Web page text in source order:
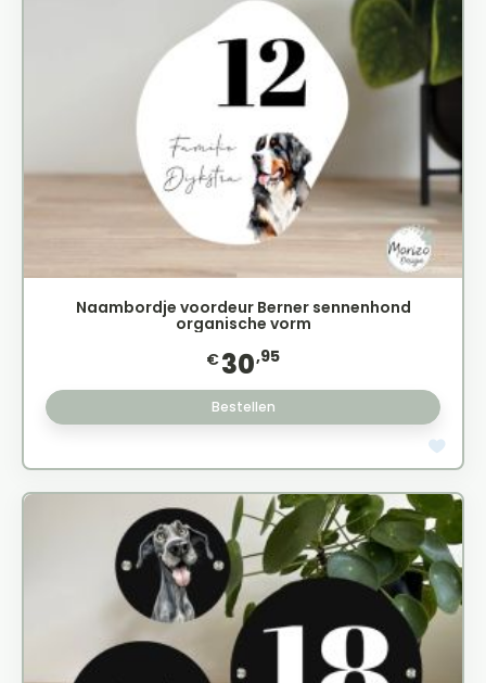
Naambordje voordeur Berner sennenhond
organische vorm
€30,95
Bestellen